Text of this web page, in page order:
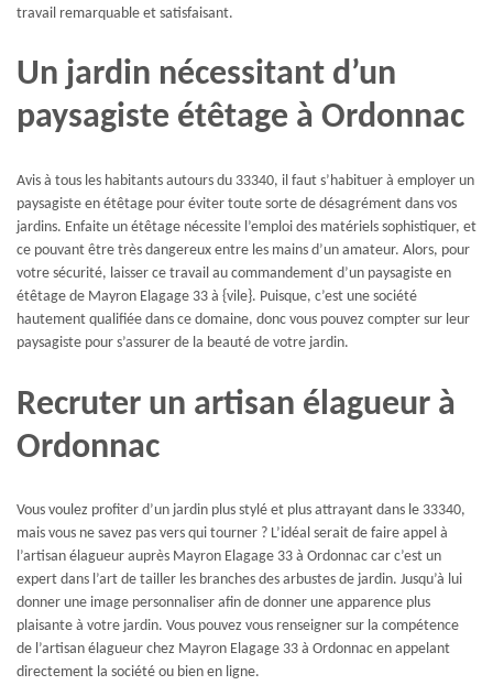
travail remarquable et satisfaisant.
Un jardin nécessitant d’un
paysagiste étêtage à Ordonnac
Avis à tous les habitants autours du 33340, il faut s’habituer à employer un
paysagiste en étêtage pour éviter toute sorte de désagrément dans vos
jardins. Enfaite un étêtage nécessite l’emploi des matériels sophistiquer, et
ce pouvant être très dangereux entre les mains d’un amateur. Alors, pour
votre sécurité, laisser ce travail au commandement d’un paysagiste en
étêtage de Mayron Elagage 33 à {vile}. Puisque, c’est une société
hautement qualifiée dans ce domaine, donc vous pouvez compter sur leur
paysagiste pour s’assurer de la beauté de votre jardin.
Recruter un artisan élagueur à
Ordonnac
Vous voulez profiter d’un jardin plus stylé et plus attrayant dans le 33340,
mais vous ne savez pas vers qui tourner ? L’idéal serait de faire appel à
l’artisan élagueur auprès Mayron Elagage 33 à Ordonnac car c’est un
expert dans l’art de tailler les branches des arbustes de jardin. Jusqu’à lui
donner une image personnaliser afin de donner une apparence plus
plaisante à votre jardin. Vous pouvez vous renseigner sur la compétence
de l’artisan élagueur chez Mayron Elagage 33 à Ordonnac en appelant
directement la société ou bien en ligne.